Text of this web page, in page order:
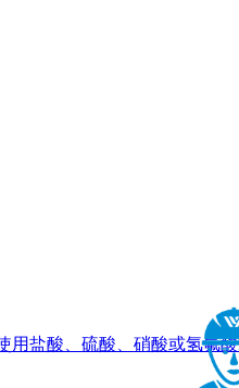
盐酸、硫酸、硝酸或氢氟